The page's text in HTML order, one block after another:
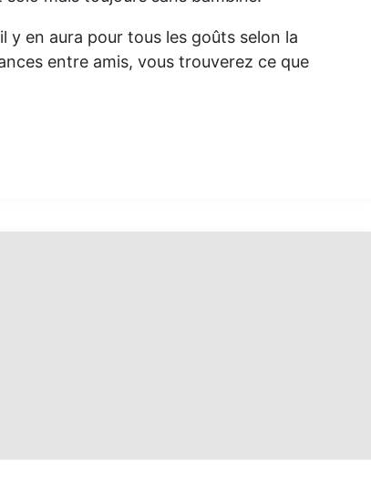
y en aura pour tous les goûts selon la
entre amis, vous trouverez ce que